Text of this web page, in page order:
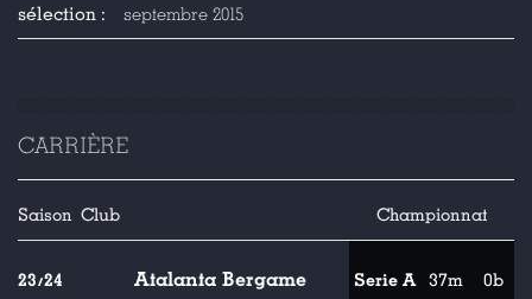
sélection :
septembre 2015
CARRIÈRE
Saison Club Championnat
23/24 Atalanta Bergame Serie A 37m 0b